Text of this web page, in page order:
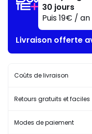
30 jours
Puis 19€ / an
Livraison offerte
Coûts de livraison
Retours gratuits et faciles
Modes de paiement